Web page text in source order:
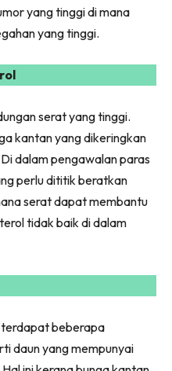
yang tinggi di mana
yang tinggi.
serat yang tinggi.
kantan yang dikeringkan
dalam pengawalan paras
perlu dititik beratkan
serat dapat membantu
tidak baik di dalam
terdapat beberapa
daun yang mempunyai